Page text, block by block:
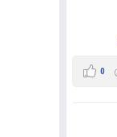
0